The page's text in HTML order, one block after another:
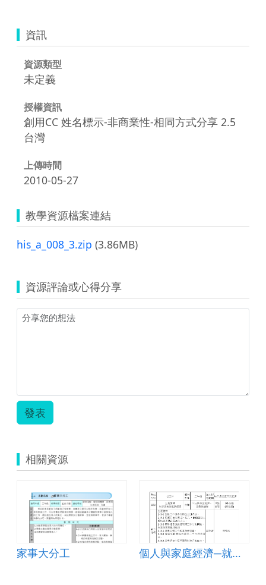
資訊
資源類型
未定義
授權資訊
創用CC 姓名標示-非商業性-相同方式分享 2.5
台灣
上傳時間
2010-05-27
教學資源檔案連結
his_a_008_3.zip (3.86MB)
資源評論或心得分享
發表
相關資源
家事大分工 個人與家庭經濟─就業與創業